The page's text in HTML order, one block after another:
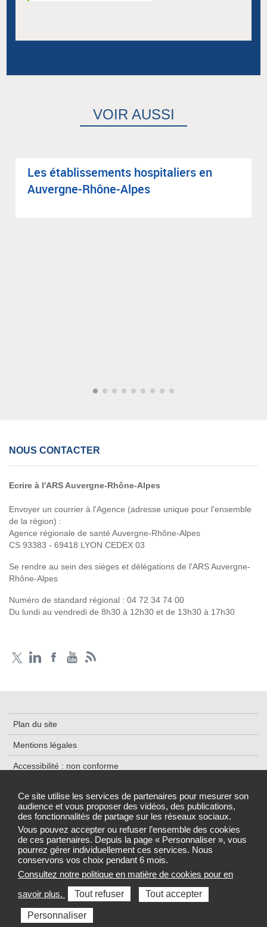
Ce site utilise les services de partenaires pour mesurer son
audience et vous proposer des vidéos, des publications,
des fonctionnalités de partage sur les réseaux sociaux.
Vous pouvez accepter ou refuser l’ensemble des cookies
de ces partenaires. Depuis la page « Personnaliser », vous
pourrez gérer individuellement ces services. Nous
conservons vos choix pendant 6 mois.
Consultez notre politique en matière de cookies pour en
savoir plus.
Tout refuser Tout accepter
Personnaliser
VOIR AUSSI
Les éta­blis­se­ments hos­pi­ta­liers en
Auvergne-Rhône-Alpes
NOUS CONTACTER
Ecrire à l'ARS Auvergne-Rhône-Alpes
Envoyer un courrier à l'Agence (adresse unique pour l'ensemble
de la région) :
Agence régionale de santé Auvergne-Rhône-Alpes
CS 93383 - 69418 LYON CEDEX 03
Se rendre au sein des sièges et délégations de l'ARS Auvergne-
Rhône-Alpes
Numéro de standard régional : 04 72 34 74 00
Du lundi au vendredi de 8h30 à 12h30 et de 13h30 à 17h30
Plan du site
Mentions légales
Accessibilité : non conforme
Cookies
Gestion des cookies
Sélectionnez une région pour accéder au site de votre Agence
régionale de santé
Toutes les ARS